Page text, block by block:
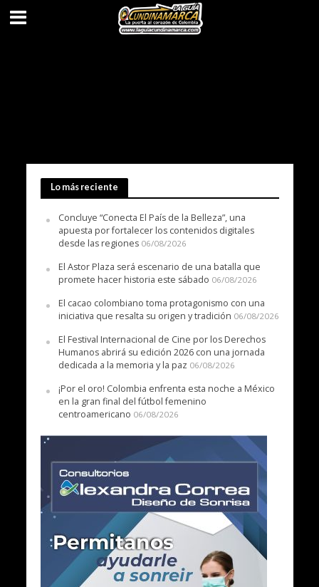
Lo más reciente
Concluye “Conecta El País de la Belleza”, una
apuesta por fortalecer los contenidos digitales
desde las regiones 06/08/2026
El Astor Plaza será escenario de una batalla que
promete hacer historia este sábado 06/08/2026
El cacao colombiano toma protagonismo con una
iniciativa que resalta su origen y tradición 06/08/2026
El Festival Internacional de Cine por los Derechos
Humanos abrirá su edición 2026 con una jornada
dedicada a la memoria y la paz 06/08/2026
¡Por el oro! Colombia enfrenta esta noche a México
en la gran final del fútbol femenino
centroamericano 06/08/2026